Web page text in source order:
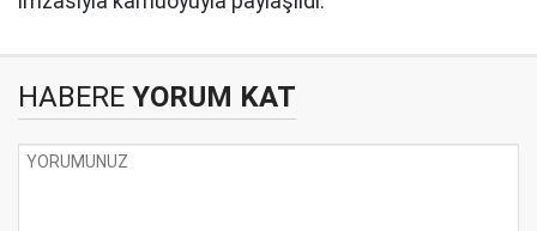
HABERE YORUM KAT